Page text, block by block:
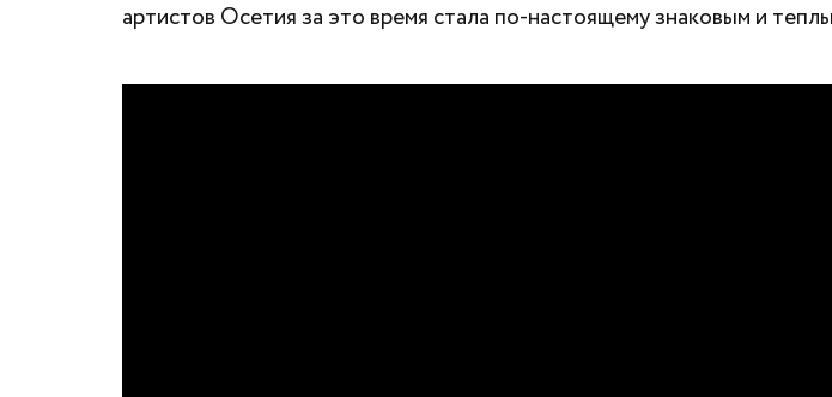
артистов Осетия за это время стала по-настоящему знаковым и